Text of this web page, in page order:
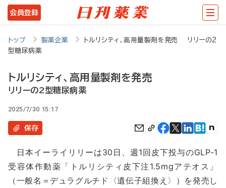
メ
イ
コ
ツ
に
動
会員登録
トップ 製薬企業
トルリシティ、高用量製剤を発売 リリーの2
型糖尿病薬
トルリシティ、高用量製剤を発売
リリーの2型糖尿病薬
2025/7/30 15:17
保存
日本イーライリリーは30日、週1回皮下投与のGLP-1
受容体作動薬「トルリシティ皮下注1.5mgアテオス」
（一般名＝デュラグルチド〈遺伝子組換え〉）を発売し